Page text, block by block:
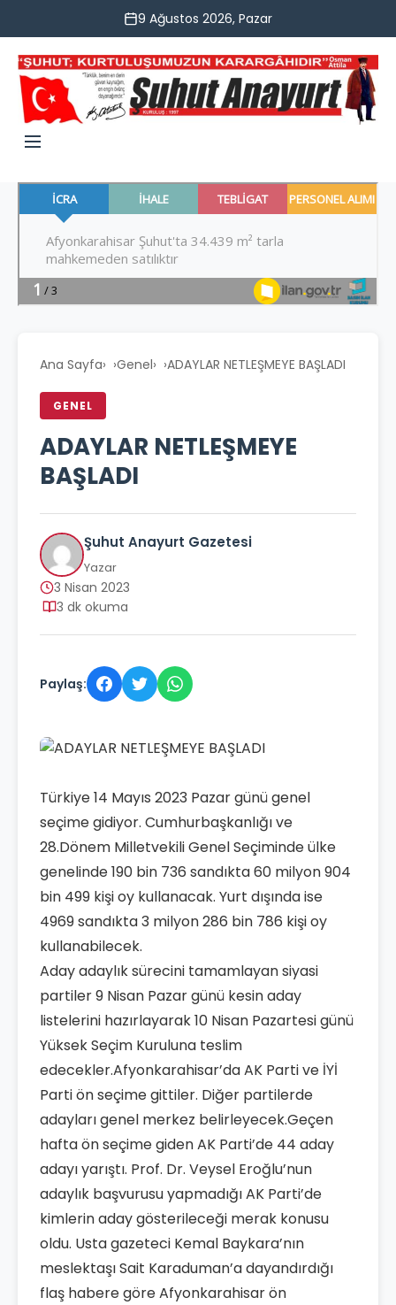
9 Ağustos 2026, Pazar
Ana Sayfa› Genel› ADAYLAR NETLEŞMEYE BAŞLADI
GENEL
ADAYLAR NETLEŞMEYE
BAŞLADI
Şuhut Anayurt Gazetesi
Yazar
3 Nisan 2023
3 dk okuma
Paylaş:
Türkiye 14 Mayıs 2023 Pazar günü genel
seçime gidiyor. Cumhurbaşkanlığı ve
28.Dönem Milletvekili Genel Seçiminde ülke
genelinde 190 bin 736 sandıkta 60 milyon 904
bin 499 kişi oy kullanacak. Yurt dışında ise
4969 sandıkta 3 milyon 286 bin 786 kişi oy
kullanabilecek.
Aday adaylık sürecini tamamlayan siyasi
partiler 9 Nisan Pazar günü kesin aday
listelerini hazırlayarak 10 Nisan Pazartesi günü
Yüksek Seçim Kuruluna teslim
edecekler.Afyonkarahisar’da AK Parti ve İYİ
Parti ön seçime gittiler. Diğer partilerde
adayları genel merkez belirleyecek.Geçen
hafta ön seçime giden AK Parti’de 44 aday
adayı yarıştı. Prof. Dr. Veysel Eroğlu’nun
adaylık başvurusu yapmadığı AK Parti’de
kimlerin aday gösterileceği merak konusu
oldu. Usta gazeteci Kemal Baykara’nın
meslektaşı Sait Karaduman’a dayandırdığı
flaş habere göre Afyonkarahisar ön